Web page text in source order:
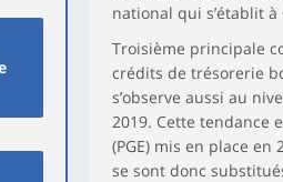
national qui s’établit
Troisième principale
crédits de trésorerie
s’observe aussi au
2019. Cette tendance
(PGE) mis en place
se sont donc